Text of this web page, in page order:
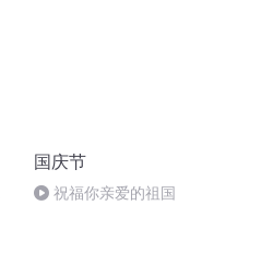
国庆节
祝福你亲爱的祖国